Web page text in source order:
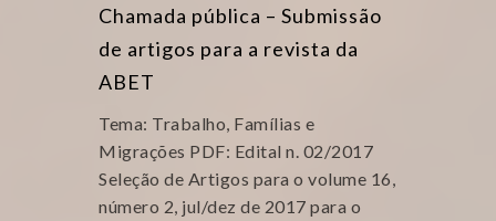
Chamada pública – Submissão
de artigos para a revista da
ABET
Tema: Trabalho, Famílias e
Migrações PDF: Edital n. 02/2017
Seleção de Artigos para o volume 16,
número 2, jul/dez de 2017 para o